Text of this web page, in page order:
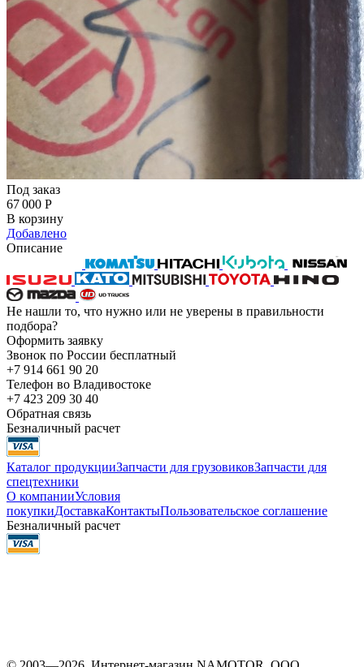
Под заказ
67 000 Р
В корзину
Добавлено
Описание
Не нашли то, что нужно или не уверены в правильности
подбора?
Оформить заявку
Звонок по России бесплатный
+7 914 661 90 20
Телефон во Владивостоке
+7 423 209 30 40
Обратная связь
Безналичный расчет
Каталог продукцииЗапчасти для грузовиковЗапчасти для
спецтехники
О компанииУсловия
покупкиДоставкаКонтактыПользовательское соглашение
Безналичный расчет